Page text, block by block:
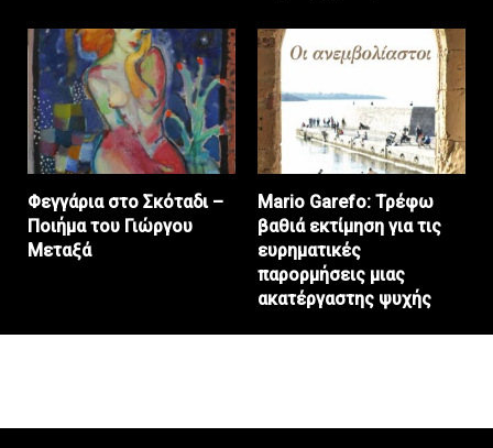
Φεγγάρια στο Σκόταδι –
Ποιήμα του Γιώργου
Μεταξά
Mario Garefo: Τρέφω
βαθιά εκτίμηση για τις
ευρηματικές
παρορμήσεις μιας
ακατέργαστης ψυχής